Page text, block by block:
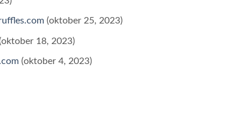
(oktober 25, 2023)
18, 2023)
(oktober 4, 2023)